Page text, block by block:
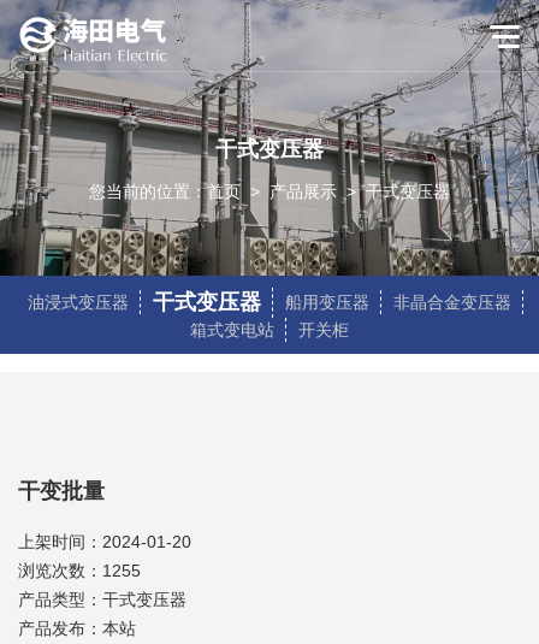
干式变压器
您当前的位置：首页 >产品展示 >干式变压器
油浸式变压器 干式变压器 船用变压器
非晶合金变压器
箱式变电站
开关柜
干变批量
上架时间：2024-01-20
浏览次数：1255
产品类型：干式变压器
产品发布：本站